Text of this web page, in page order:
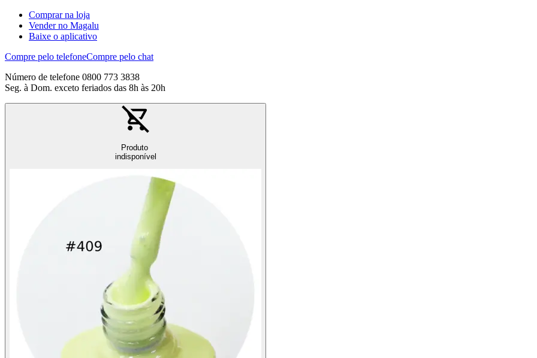
Comprar na loja
Vender no Magalu
Baixe o aplicativo
Compre pelo telefoneCompre pelo chat
Número de telefone 0800 773 3838
Seg. à Dom. exceto feriados das 8h às 20h
Produto
indisponível